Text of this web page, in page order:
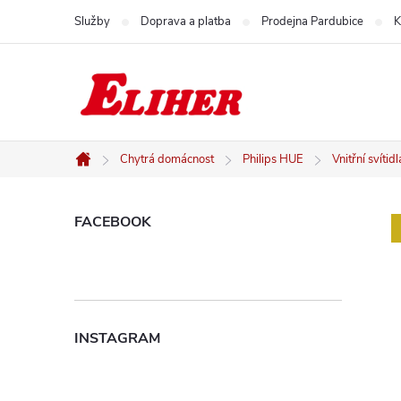
Služby Doprava a platba Prodejna Pardubice
Domů
Chytrá domácnost Philips HUE Vnitřní
P
s
FACEBOOK
INSTAGRAM